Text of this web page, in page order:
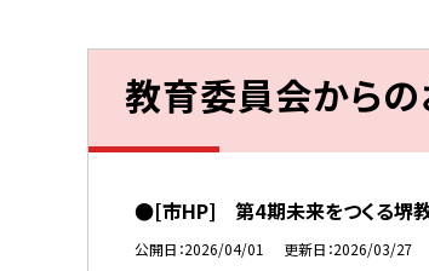
教育委員会からの
●[市HP] 第4期未来をつくる堺教
公開日 2026/04/01 更新日 2026/03/27